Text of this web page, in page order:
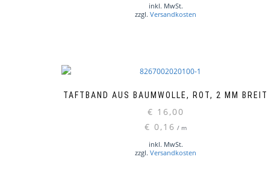
inkl. MwSt.
zzgl.Versandkosten
TAFTBAND AUS BAUMWOLLE, ROT, 2 MM BREIT
€ 16,00
€ 0,16 / m
inkl. MwSt.
zzgl.Versandkosten